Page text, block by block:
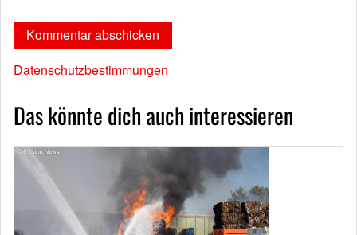
Datenschutzbestimmungen
Das könnte dich auch interessieren